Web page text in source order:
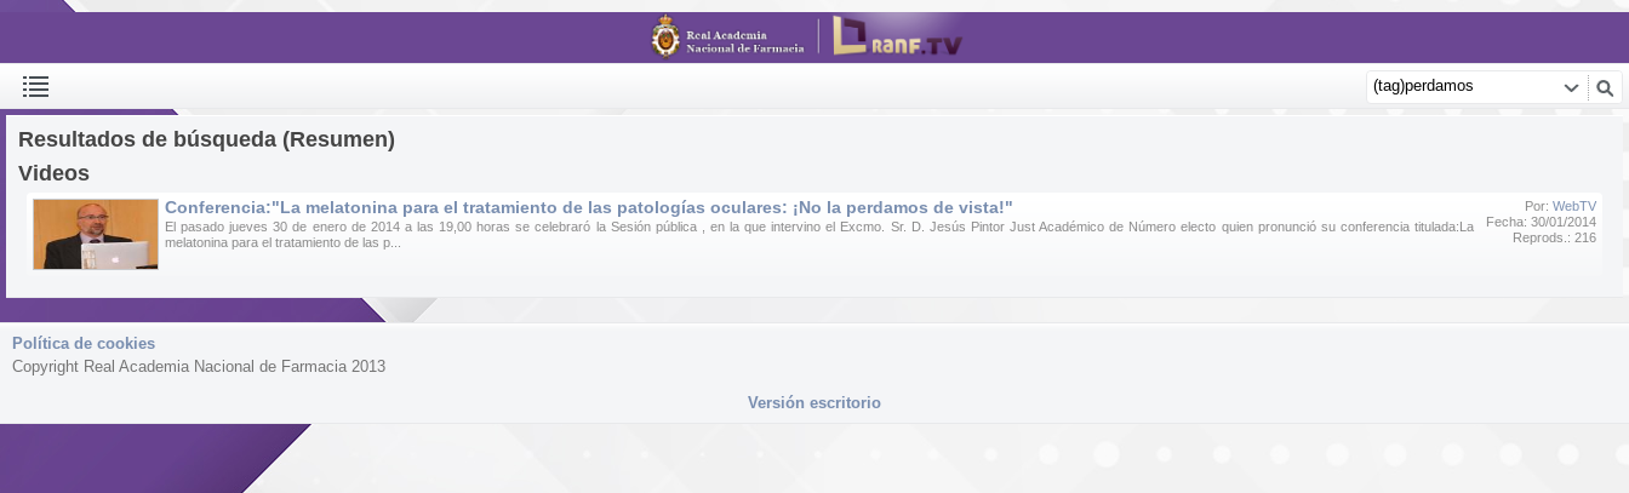
Resultados de búsqueda (Resumen)
Videos
Por: WebTV
Fecha: 30/01/2014
Reprods.: 216
Conferencia:"La melatonina para el tratamiento de las patologías oculares: ¡No la perdamos de vista!"
El pasado jueves 30 de enero de 2014 a las 19,00 horas se celebraró la Sesión pública , en la que intervino el Excmo. Sr. D. Jesús Pintor Just Académico de Número electo quien pronunció su conferencia titulada:La
melatonina para el tratamiento de las p...
Política de cookies
Copyright Real Academia Nacional de Farmacia 2013
Versión escritorio